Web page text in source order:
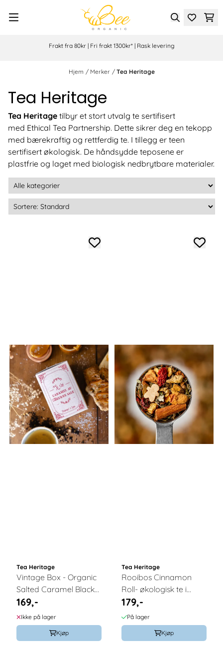
Frakt fra 80kr | Fri frakt 1300kr* | Rask levering
Hjem / Merker / Tea Heritage
Tea Heritage
Tea Heritage tilbyr et stort utvalg te sertifisert
med Ethical Tea Partnership. Dette sikrer deg en tekopp
med bærekraftig og rettferdig te. I tillegg er teen
sertifisert økologisk. De håndsydde teposene er
plastfrie og laget med biologisk nedbrytbare materialer.
Tea Heritage
Vintage Box - Organic
Salted Caramel Black
Tea – 100g / Tea
Heritage
169,-
Ikke på lager
Kjøp
Tea Heritage
Rooibos Cinnamon
Roll- økologisk te i
løsvekt 100g / Tea
Heritage
179,-
På lager
Kjøp